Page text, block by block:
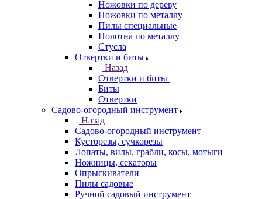
Ножовки по дереву
Ножовки по металлу
Пилы специальные
Полотна по металлу
Стусла
Отвертки и биты
Назад
Отвертки и биты
Биты
Отвертки
Садово-огородный инструмент
Назад
Садово-огородный инструмент
Кусторезы, сучкорезы
Лопаты, вилы, грабли, косы, мотыги
Ножницы, секаторы
Опрыскиватели
Пилы садовые
Ручной садовый инструмент